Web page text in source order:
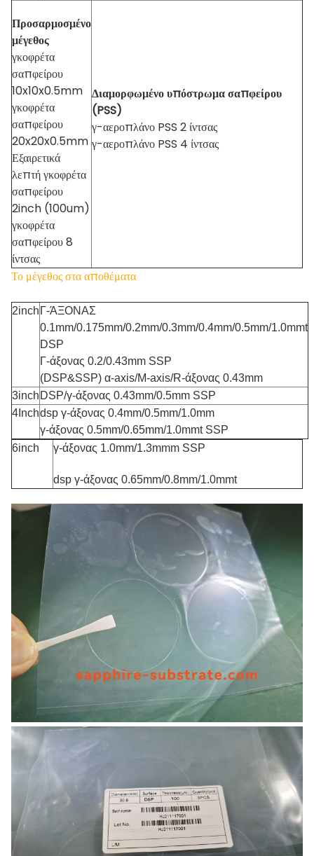
Προσαρμοσμένο
μέγεθος
γκοφρέτα
σαπφείρου
10x10x0.5mm
γκοφρέτα
σαπφείρου
20x20x0.5mm
Εξαιρετικά
λεπτή γκοφρέτα
σαπφείρου
2inch (100um)
γκοφρέτα
σαπφείρου 8
ίντσας
Διαμορφωμένο υπόστρωμα σαπφείρου
(PSS)
γ-αεροπλάνο PSS 2 ίντσας
γ-αεροπλάνο PSS 4 ίντσας
Το μέγεθος στα αποθέματα
2inch Γ-ΆΞΟΝΑΣ
0.1mm/0.175mm/0.2mm/0.3mm/0.4mm/0.5mm/1.0mmt
DSP
Γ-άξονας 0.2/0.43mm SSP
(DSP&SSP) α-axis/M-axis/R-άξονας 0.43mm
3inch DSP/γ-άξονας 0.43mm/0.5mm SSP
4Inchdsp γ-άξονας 0.4mm/0.5mm/1.0mm
γ-άξονας 0.5mm/0.65mm/1.0mmt SSP
6inch
γ-άξονας 1.0mm/1.3mmm SSP
dsp γ-άξονας 0.65mm/0.8mm/1.0mmt